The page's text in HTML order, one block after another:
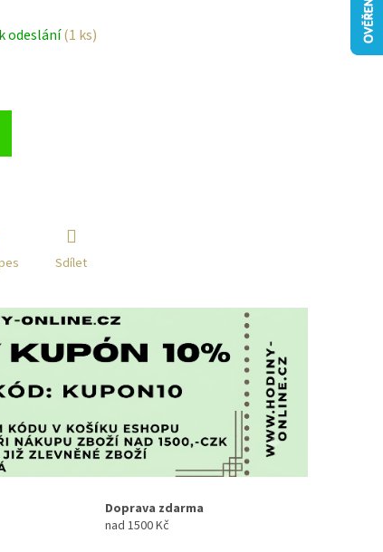
odeslání(1 ks)
Sdílet
Doprava zdarma
nad 1500 Kč